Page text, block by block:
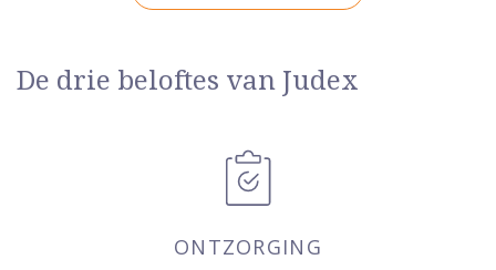
De drie beloftes van Judex
ONTZORGING